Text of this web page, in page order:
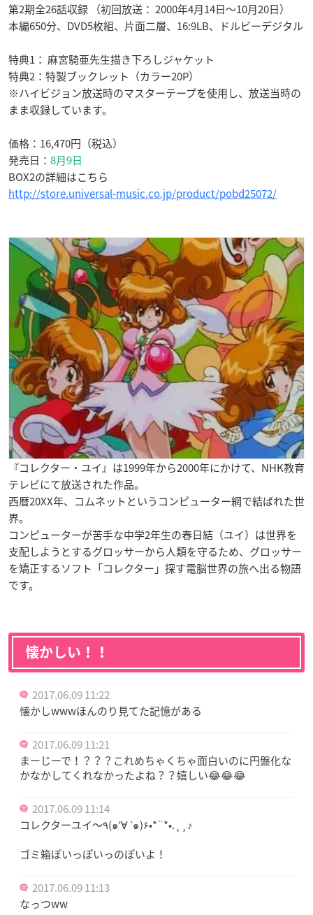
第2期全26話収録 （初回放送： 2000年4月14日～10月20日）
本編650分、DVD5枚組、片面二層、16:9LB、ドルビーデジタル
特典1： 麻宮騎亜先生描き下ろしジャケット
特典2：特製ブックレット（カラー20P）
※ハイビジョン放送時のマスターテープを使用し、放送当時の
まま収録しています。
価格：16,470円（税込）
発売日： 8月9日
BOX2の詳細はこちら
http://store.universal-music.co.jp/product/pobd25072/
『コレクター・ユイ』は1999年から2000年にかけて、NHK教育
テレビにて放送された作品。
西暦20XX年、コムネットというコンピューター網で結ばれた世
界。
コンピューターが苦手な中学2年生の春日結（ユイ）は世界を
支配しようとするグロッサーから人類を守るため、グロッサー
を矯正するソフト「コレクター」探す電脳世界の旅へ出る物語
です。
懐かしい！！
2017.06.09 11:22
懐かしwwwほんのり見てた記憶がある
2017.06.09 11:21
まーじーで！？？？これめちゃくちゃ面白いのに円盤化な
かなかしてくれなかったよね？？嬉しい😂😂😂
2017.06.09 11:14
コレクターユイ～٩(๑′∀ ‵๑)۶•*¨*•.¸¸♪
ゴミ箱ぽいっぽいっのぽいよ！
2017.06.09 11:13
なっつww